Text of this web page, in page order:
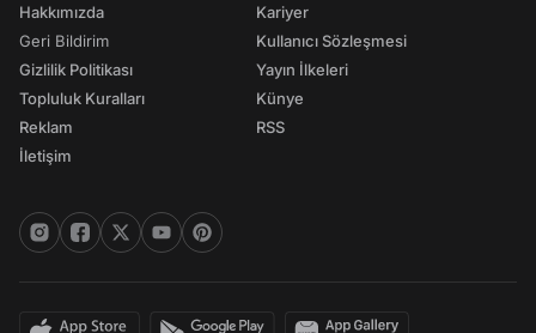
Hakkımızda
Geri Bildirim
Gizlilik Politikası
Topluluk Kuralları
Reklam
İletişim
Kariyer
Kullanıcı Sözleşmesi
Yayın İlkeleri
Künye
RSS